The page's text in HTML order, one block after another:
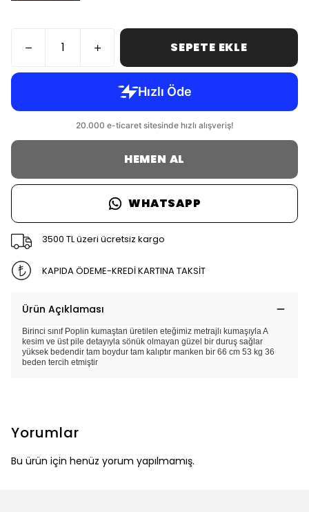
SEPETE EKLE
HEMEN AL
WHATSAPP
3500 TL üzeri ücretsiz kargo
KAPIDA ÖDEME-KREDİ KARTINA TAKSİT
Ürün Açıklaması
Birinci sınıf Poplin kumaştan üretilen eteğimiz metrajlı kumaşıyla A
kesim ve üst pile detayıyla sönük olmayan güzel bir duruş sağlar
yüksek bedendir tam boydur tam kalıptır manken bir 66 cm 53 kg 36
beden tercih etmiştir
Yorumlar
Bu ürün için henüz yorum yapılmamış.